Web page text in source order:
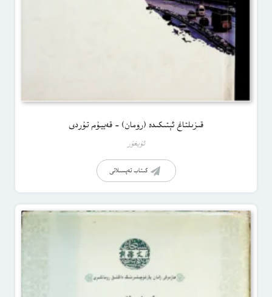
قىزىلتاغ ئېتىكىدە (رومان) – قەييۇم تۇردى
ئۇيغۇر
كىتاب تەپسىلاتى